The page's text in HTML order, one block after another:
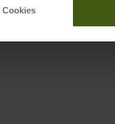
Cookies